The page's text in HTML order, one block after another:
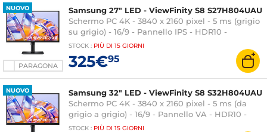
NUOVO
PARAGONA
Samsung 27" LED - ViewFinity S8 S27H804UAU
Schermo PC 4K - 3840 x 2160 pixel - 5 ms (grigio
su grigio) - 16/9 - Pannello IPS - HDR10 -
HDMI/DisplayPort/USB-C - Ethernet - Pivot -
STOCK : PIÙ DI 15 GIORNI
325€95
NUOVO
Samsung 32" LED - ViewFinity S8 S32H804UAU
Schermo PC 4K - 3840 x 2160 pixel - 5 ms (da
grigio a grigio) - 16/9 - Pannello VA - HDR10 -
HDMI/DisplayPort/USB-C - Ethernet - Pivot -
STOCK : PIÙ DI 15 GIORNI